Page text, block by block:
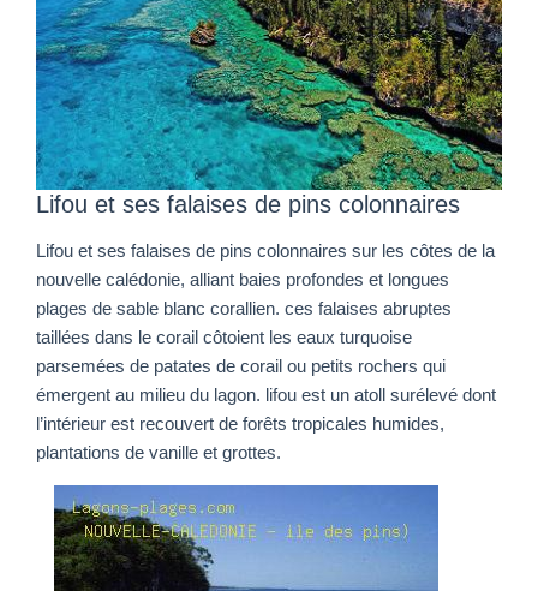
Lifou et ses falaises de pins colonnaires
Lifou et ses falaises de pins colonnaires sur les côtes de la
nouvelle calédonie, alliant baies profondes et longues
plages de sable blanc corallien. ces falaises abruptes
taillées dans le corail côtoient les eaux turquoise
parsemées de patates de corail ou petits rochers qui
émergent au milieu du lagon. lifou est un atoll surélevé dont
l’intérieur est recouvert de forêts tropicales humides,
plantations de vanille et grottes.